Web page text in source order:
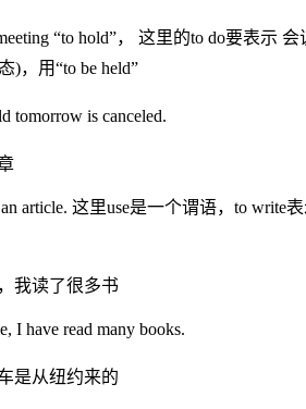
“to hold”， 这里的to do要表示 会
)，用“to be held”
tomorrow is canceled.
an article. 这里use是一个谓语，to write
我读了很多书
I have read many books.
是从纽约来的